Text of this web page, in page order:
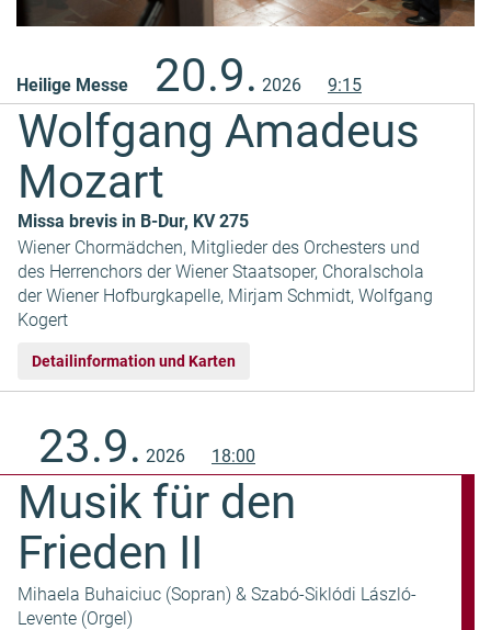
Inhalt
Heilige Messe 20.9. 2026 9:15
Wolfgang Amadeus
Mozart
Missa brevis in B-Dur, KV 275
Wiener Chormädchen, Mitglieder des Orchesters und
des Herrenchors der Wiener Staatsoper, Choralschola
der Wiener Hofburgkapelle, Mirjam Schmidt, Wolfgang
Kogert
Detailinformation und Karten
23.9. 2026 18:00
Musik für den
Frieden II
Mihaela Buhaiciuc (Sopran) & Szabó-Siklódi László-
Levente (Orgel)